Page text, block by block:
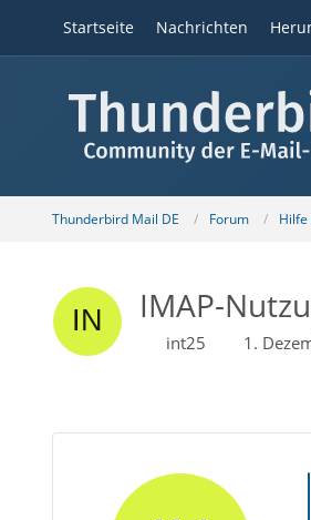
Startseite Nachrichten
Thunderbird Mail DE Forum
IMAP-
int25 1.